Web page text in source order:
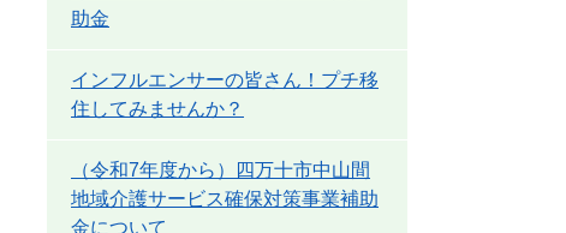
助金
インフルエンサーの皆さん！プチ移
住してみませんか？
（令和7年度から）四万十市中山間
地域介護サービス確保対策事業補助
金について